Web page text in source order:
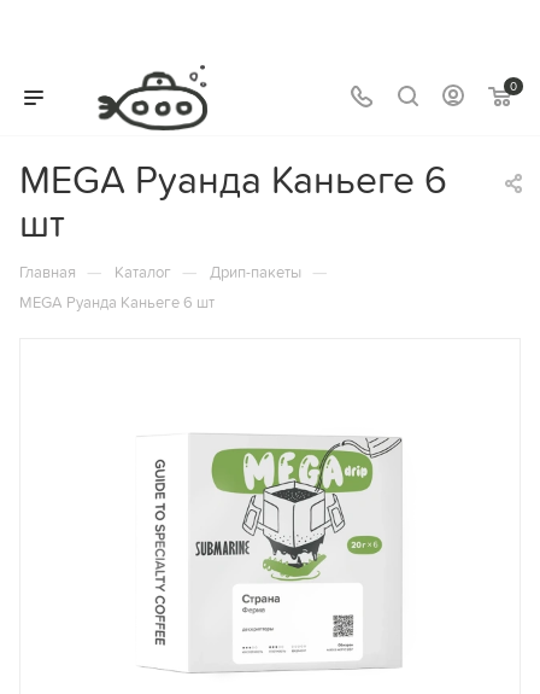
0
MEGA Руанда Каньеге 6
шт
Главная — Каталог — Дрип-пакеты —
MEGA Руанда Каньеге 6 шт